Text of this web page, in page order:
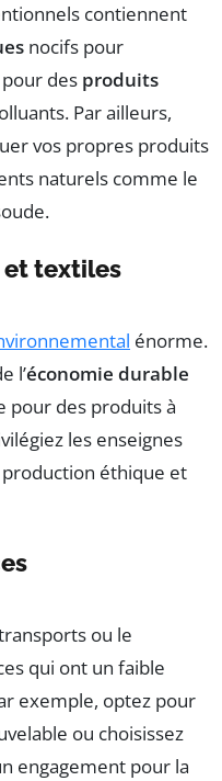
contiennent
nocifs pour
des produits
Par ailleurs,
vos propres produits
naturels comme le
et textiles
énorme.
l’économie durable
pour des produits à
les enseignes
éthique et
ou le
qui ont un faible
exemple, optez pour
ou choisissez
engagement pour la